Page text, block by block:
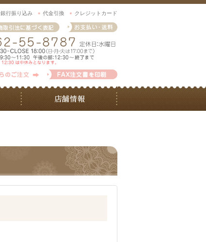
銀行振り込み 代金引換 クレジットカード